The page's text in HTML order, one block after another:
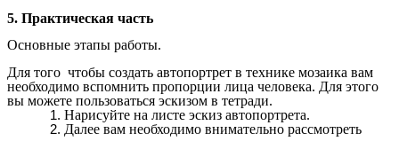
5. Практическая часть
Основные этапы работы.
Для того чтобы создать автопортрет в технике мозаика вам
необходимо вспомнить пропорции лица человека. Для этого
вы можете пользоваться эскизом в тетради.
Нарисуйте на листе эскиз автопортрета.
Далее вам необходимо внимательно рассмотреть